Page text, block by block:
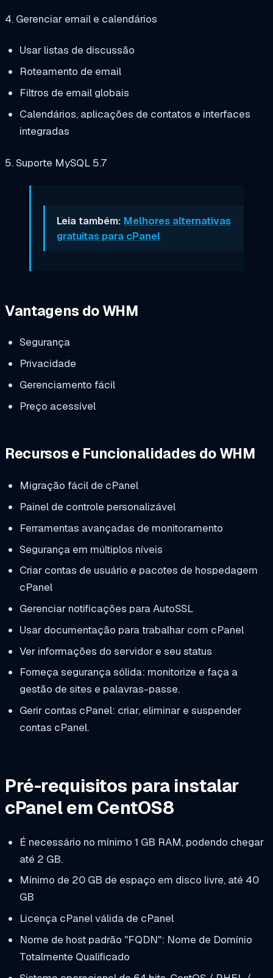
4. Gerenciar email e calendários
Usar listas de discussão
Roteamento de email
Filtros de email globais
Calendários, aplicações de contatos e interfaces
integradas
5. Suporte MySQL 5.7
Leia também: Melhores alternativas
gratuitas para cPanel
Vantagens do WHM
Segurança
Privacidade
Gerenciamento fácil
Preço acessível
Recursos e Funcionalidades do WHM
Migração fácil de cPanel
Painel de controle personalizável
Ferramentas avançadas de monitoramento
Segurança em múltiplos níveis
Criar contas de usuário e pacotes de hospedagem
cPanel
Gerenciar notificações para AutoSSL
Usar documentação para trabalhar com cPanel
Ver informações do servidor e seu status
Forneça segurança sólida: monitorize e faça a
gestão de sites e palavras-passe.
Gerir contas cPanel: criar, eliminar e suspender
contas cPanel.
Pré-requisitos para instalar
cPanel em CentOS8
É necessário no mínimo 1 GB RAM, podendo chegar
até 2 GB.
Mínimo de 20 GB de espaço em disco livre, até 40
GB
Licença cPanel válida de cPanel
Nome de host padrão "FQDN": Nome de Domínio
Totalmente Qualificado